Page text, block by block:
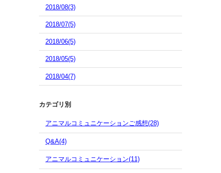
2018/08(3)
2018/07(5)
2018/06(5)
2018/05(5)
2018/04(7)
カテゴリ別
アニマルコミュニケーションご感想(28)
Q&A(4)
アニマルコミュニケーション(11)